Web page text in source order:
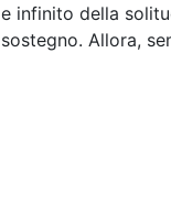
e infinito della
sostegno. Allora,